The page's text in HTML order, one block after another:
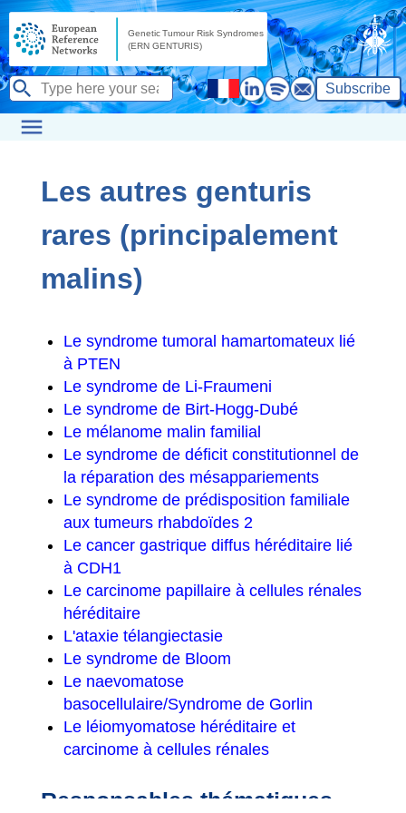
Subscribe
Les autres genturis
rares (principalement
malins)
Le syndrome tumoral hamartomateux lié
à PTEN
Le syndrome de Li-Fraumeni
Le syndrome de Birt-Hogg-Dubé
Le mélanome malin familial
Le syndrome de déficit constitutionnel de
la réparation des mésappariements
Le syndrome de prédisposition familiale
aux tumeurs rhabdoïdes 2
Le cancer gastrique diffus héréditaire lié
à CDH1
Le carcinome papillaire à cellules rénales
héréditaire
L'ataxie télangiectasie
Le syndrome de Bloom
Le naevomatose
basocellulaire/Syndrome de Gorlin
Le léiomyomatose héréditaire et
carcinome à cellules rénales
Responsables thématiques